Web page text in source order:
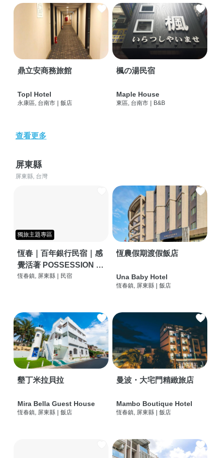
鼎立安商務旅館
Topl Hotel
永康區, 台南市 | 飯店
楓の湯民宿
Maple House
東區, 台南市 | B&B
查看更多
屏東縣
屏東縣, 台灣
獨旅主題專區
恆春｜百年銀行民宿｜感
覺活著 POSSESSION |
背包客棧 | 恆春必住特色
恆春鎮, 屏東縣 民宿
恆農假期渡假飯店
Una Baby Hotel
恆春鎮, 屏東縣 飯店
墾丁米拉貝拉
Mira Bella Guest House
恆春鎮, 屏東縣 飯店
曼波・大宅門精緻旅店
Mambo Boutique Hotel
恆春鎮, 屏東縣 飯店